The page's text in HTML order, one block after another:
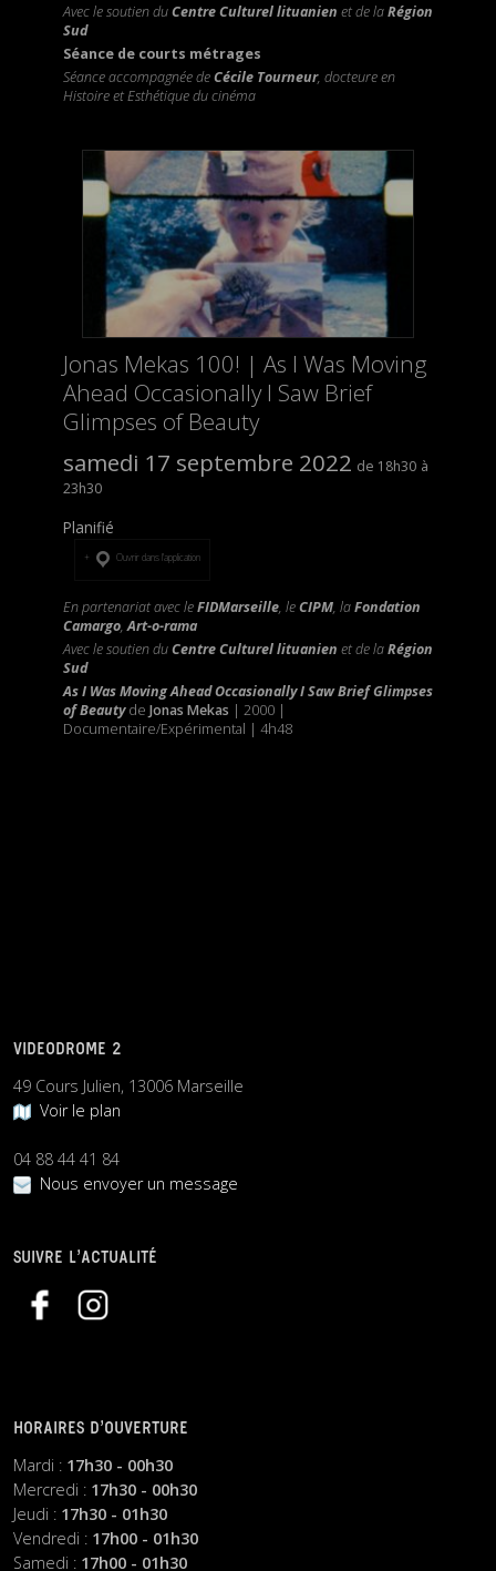
Avec le soutien duCentre Culturel lituanien et de laRégion
Sud
Séance de courts métrages
Séance accompagnée deCécile Tourneur, docteure en
Histoire et Esthétique du cinéma
Jonas Mekas 100! | As I Was Moving
Ahead Occasionally I Saw Brief
Glimpses of Beauty
samedi 17 septembre 2022
18h30
23h30
Planifié
Ouvrir dans l’application
En partenariat avec leFIDMarseille, leCIPM, laFondation
Camargo,Art-o-rama
Avec le soutien duCentre Culturel lituanien et de laRégion
Sud
As I Was Moving Ahead Occasionally I Saw Brief Glimpses
of Beautyde Jonas Mekas | 2000 |
Documentaire/Expérimental | 4h48
VIDEODROME 2
49 Cours Julien, 13006 Marseille
Voir le plan
04 88 44 41 84
Nous envoyer un message
SUIVRE L’ACTUALITÉ
HORAIRES D’OUVERTURE
Mardi : 17h30 - 00h30
Mercredi : 17h30 - 00h30
Jeudi : 17h30 - 01h30
Vendredi : 17h00 - 01h30
Samedi : 17h00 - 01h30